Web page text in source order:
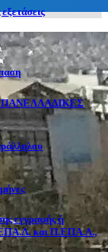
εγγραφής ή
ΕΠΑ.Λ. και Π.ΕΠΑ.Λ.,